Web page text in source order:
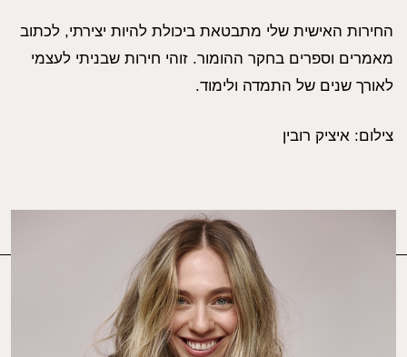
החירות האישית שלי מתבטאת ביכולת להיות יצירתי, לכתוב
מאמרים וספרים בחקר ההומור. זוהי חירות שבניתי לעצמי
לאורך שנים של התמדה ולימוד.
צילום: איציק רובין